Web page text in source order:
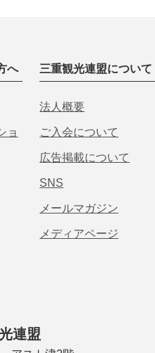
へ
ョ
三重観光連盟について
法人概要
ご入会について
広告掲載について
SNS
メールマガジン
メディアページ
連盟